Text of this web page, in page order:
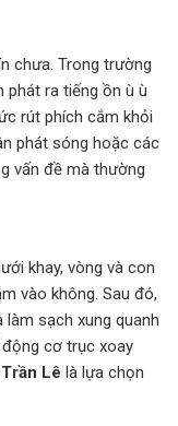
chưa. Trong trường
phát ra tiếng ồn ù ù
rút phích cắm khỏi
phát sóng hoặc các
vấn đề mà thường
khay, vòng và con
vào không. Sau đó,
sạch xung quanh
động cơ trục xoay
Lê là lựa chọn